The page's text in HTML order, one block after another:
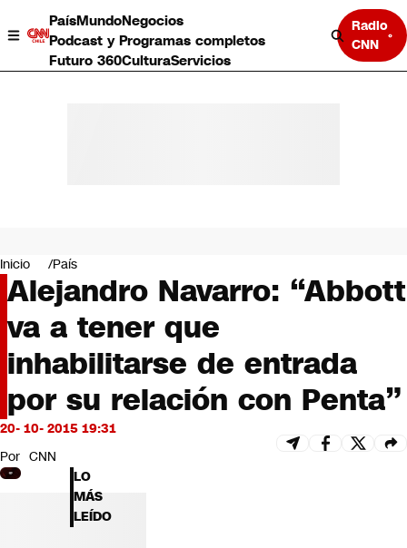
PaísMundoNegocios
Podcast y Programas completos
Futuro 360CulturaServicios
Radio
CNN
Negocios
Deportes
Programas completos
Cultura
Servicios
Bits
CNN tiempo
Futuro 360
Inicio País
Alejandro Navarro: “Abbott
va a tener que
inhabilitarse de entrada
por su relación con Penta”
20- 10- 2015 19:31
Por CNN
LO
MÁS
LEÍDO